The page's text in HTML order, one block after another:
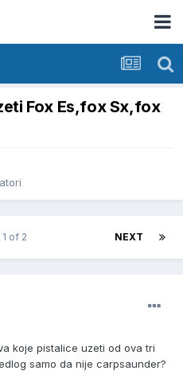
Fox Es,fox Sx,fox
NEXT
of 2
koje pistalice uzeti od ova tri
samo da nije carpsaunder?